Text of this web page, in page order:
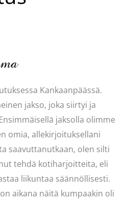
Kankaanpäässä.
jakso, joka siirtyi ja
jaksolla olimme
omia, allekirjoituksellani
saavuttanutkaan, olen silti
tehdä kotiharjoitteita, eli
liikuntaa säännöllisesti.
aikana näitä kumpaakin oli